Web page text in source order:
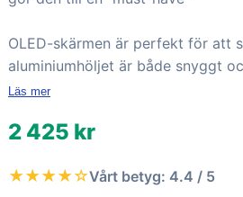
OLED-skärmen är perfekt för att
aluminiumhöljet är både snyggt
Läs mer
2 425 kr
★★★★☆Vårt betyg: 4.4 / 5